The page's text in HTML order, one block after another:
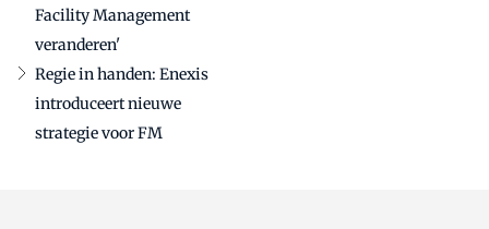
Facility Management
veranderen'
Regie in handen: Enexis
introduceert nieuwe
strategie voor FM